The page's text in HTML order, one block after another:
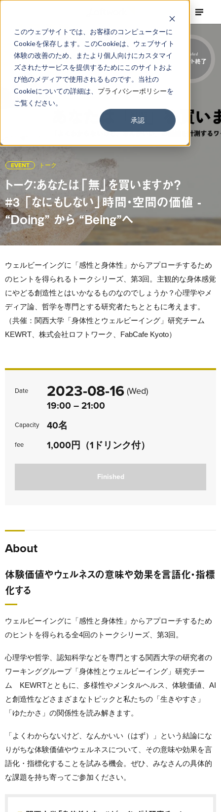
このウェブサイトでは、お客様のコンピューターに
Cookieを保存します。このCookieは、ウェブサイト
体験の改善のため、またより個人向けにカスタマイ
ズされたサービスを提供するためにこのサイトおよ
び他のメディアで使用されるものです。当社の
Cookieについての詳細は、 プライバシーポリシーを
ご覧ください。
承認
EVENT トーク
トーク：あなたは「無」を買いますか？
#3 「なにもしない」時間・空間の価値 -
“Doing” から “Being”へ
Finished
イベント終了
ウェルビーイングに「感性と身体性」からアプローチするため
のヒントを得られるトークシリーズ、第3回。主観的な身体感覚
にやどる創造性とはいかなるものなのでしょうか？心理学やメ
ディア論、哲学を専門とする研究者たちとともに考えます。
（共催：関西大学「身体性とウェルビーイング」研究チーム
KEWRT、株式会社ロフトワーク、FabCafe Kyoto）
Date 2023-08-16 (Wed)
19:00 – 21:00
Capacity 40名
fee 1,000円（1ドリンク付）
Finished
About
体験価値やウェルネスの意味や効果を言語化・指標
化する
ウェルビーイングに「感性と身体性」からアプローチするため
のヒントを得られる全4回のトークシリーズ、第3回。
心理学や哲学、認知科学などを専門とする関西大学の研究者の
ワーキンググループ「身体性とウェルビーイング」研究チー
ム KEWRTとともに、多様性やメンタルヘルス、体験価値、AI
と創造性などさまざまなトピックと私たちの「生きやすさ」
「ゆたかさ」の関係性を読み解きます。
「よくわからないけど、なんかいい（はず）」という結論にな
りがちな体験価値やウェルネスについて、その意味や効果を言
語化・指標化することを試みる機会。ぜひ、みなさんの具体的
な課題を持ち寄ってご参加ください。